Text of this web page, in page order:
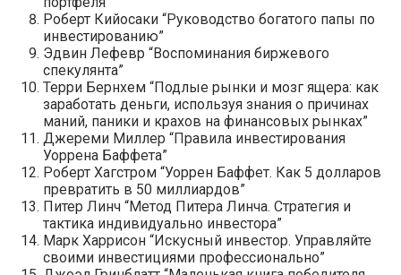
Роберт Кийосаки “Руководство богатого папы по
инвестированию”
Эдвин Лефевр “Воспоминания биржевого
спекулянта”
Терри Бернхем “Подлые рынки и мозг ящера: как
заработать деньги, используя знания о причинах
маний, паники и крахов на финансовых рынках”
Джереми Миллер “Правила инвестирования
Уоррена Баффета”
Роберт Хагстром “Уоррен Баффет. Как 5 долларов
превратить в 50 миллиардов”
Питер Линч “Метод Питера Линча. Стратегия и
тактика индивидуально инвестора”
Марк Харрисон “Искусный инвестор. Управляйте
своими инвестициями профессионально”